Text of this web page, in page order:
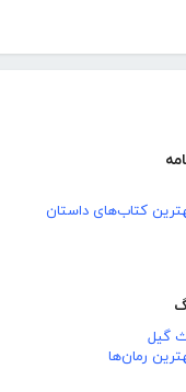
کتاب‌های داستان
گیل
رمان‌ها